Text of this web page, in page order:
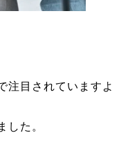
注目されていますよ
した。